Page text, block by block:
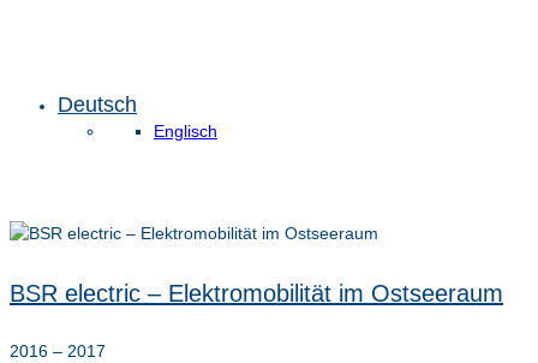
Deutsch
Englisch
BSR electric – Elektromobilität im Ostseeraum
2016 – 2017